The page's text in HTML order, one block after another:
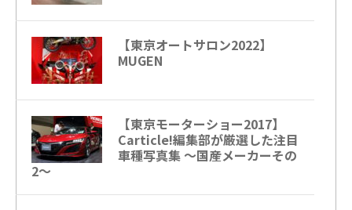
【東京オートサロン2022】
MUGEN
【東京モーターショー2017】
Carticle!編集部が厳選した注目
車種写真集 〜国産メーカーその
2〜